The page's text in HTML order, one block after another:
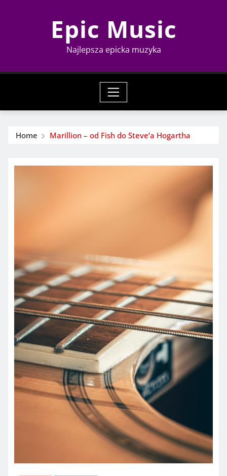
Epic Music
Najlepsza epicka muzyka
Home Marillion – od Fish do Steve’a Hogartha